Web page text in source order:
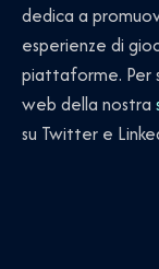
dedica a
esperienze di
piattaforme. Per
web della nostra
su Twitter e